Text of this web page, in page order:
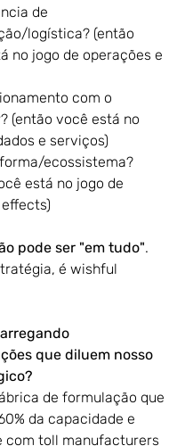
de
logística? (então
no jogo de operações e
com o
(então você está no
e serviços)
ecossistema?
está no jogo de
pode ser "em tudo".
é wishful
que diluem nosso
de formulação que
da capacidade e
com toll manufacturers